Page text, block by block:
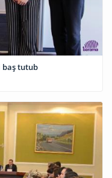
baş tutub